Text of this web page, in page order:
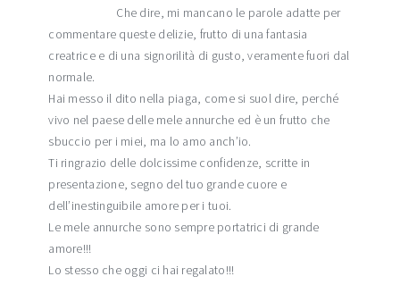
Che dire, mi mancano le parole adatte per
commentare queste delizie, frutto di una fantasia
creatrice e di una signorilità di gusto, veramente fuori dal
normale.
Hai messo il dito nella piaga, come si suol dire, perché
vivo nel paese delle mele annurche ed è un frutto che
sbuccio per i miei, ma lo amo anch’io.
Ti ringrazio delle dolcissime confidenze, scritte in
presentazione, segno del tuo grande cuore e
dell’inestinguibile amore per i tuoi.
Le mele annurche sono sempre portatrici di grande
amore!!!
Lo stesso che oggi ci hai regalato!!!